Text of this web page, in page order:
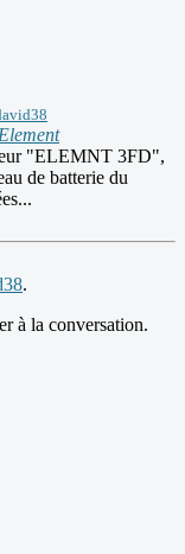
"ELEMNT 3FD",
de batterie du
.
à la conversation.